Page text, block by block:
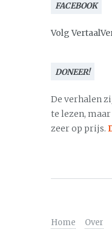
FACEBOOK
Volg
DONEER!
De verhalen
te lezen,
zeer op prijs.
Home Over